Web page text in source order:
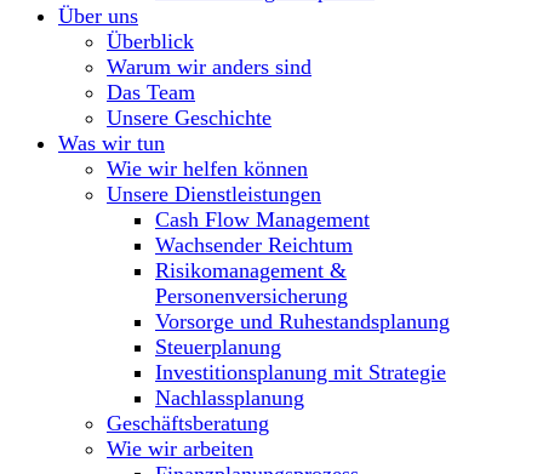
Über uns
Überblick
Warum wir anders sind
Das Team
Unsere Geschichte
Was wir tun
Wie wir helfen können
Unsere Dienstleistungen
Cash Flow Management
Wachsender Reichtum
Risikomanagement &
Personenversicherung
Vorsorge und Ruhestandsplanung
Steuerplanung
Investitionsplanung mit Strategie
Nachlassplanung
Geschäftsberatung
Wie wir arbeiten